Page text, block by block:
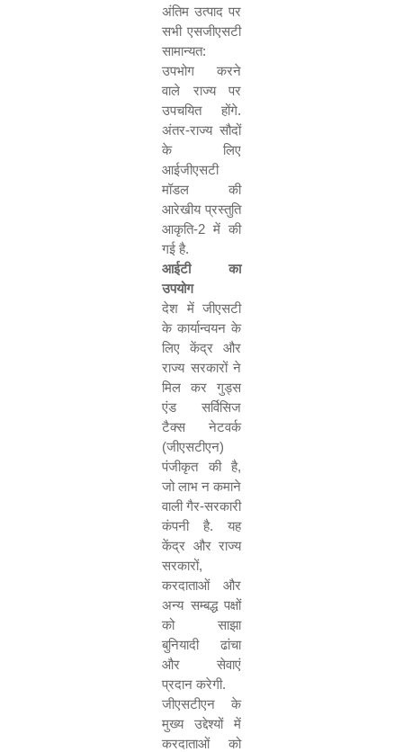
अंतिम उत्पाद पर
सभी एसजीएसटी
सामान्यत:
उपभोग करने
वाले राज्य पर
उपचयित होंगे.
अंतर-राज्य सौदों
के लिए
आईजीएसटी
मॉडल की
आरेखीय प्रस्तुति
आकृति-2 में की
गई है.
आईटी का
उपयोग
देश में जीएसटी
के कार्यान्वयन के
लिए केंद्र और
राज्य सरकारों ने
मिल कर गुड्स
एंड सर्विसिज
टैक्स नेटवर्क
(जीएसटीएन)
पंजीकृत की है,
जो लाभ न कमाने
वाली गैर-सरकारी
कंपनी है. यह
केंद्र और राज्य
सरकारों,
करदाताओं और
अन्य सम्बद्ध पक्षों
को साझा
बुनियादी ढांचा
और सेवाएं
प्रदान करेगी.
जीएसटीएन के
मुख्य उद्देश्यों में
करदाताओं को